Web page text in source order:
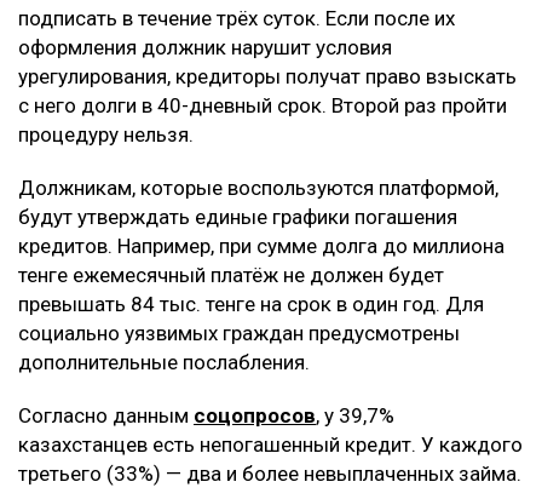
подписать в течение трёх суток. Если после их
оформления должник нарушит условия
урегулирования, кредиторы получат право взыскать
с него долги в 40-дневный срок. Второй раз пройти
процедуру нельзя.
Должникам, которые воспользуются платформой,
будут утверждать единые графики погашения
кредитов. Например, при сумме долга до миллиона
тенге ежемесячный платёж не должен будет
превышать 84 тыс. тенге на срок в один год. Для
социально уязвимых граждан предусмотрены
дополнительные послабления.
Согласно данным соцопросов, у 39,7%
казахстанцев есть непогашенный кредит. У каждого
третьего (33%) — два и более невыплаченных займа.